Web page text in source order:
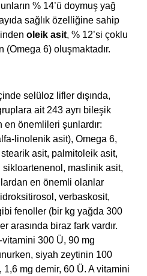
% 14’ü doymuş yağ
sağlık özelliğine sahip
oleik asit, % 12’si çoklu
(Omega 6) oluşmaktadır.
selüloz lifler dışında,
ait 243 ayrı bileşik
önemlileri şunlardır:
linolenik asit), Omega 6,
asit, palmitoleik asit,
maslinik asit,
en önemli olanlar
verbaskosit,
fenoller (bir kg yağda 300
arasında biraz fark vardır.
300 Ü, 90 mg
siyah zeytinin 100
1,6 mg demir, 60 Ü. A vitamini